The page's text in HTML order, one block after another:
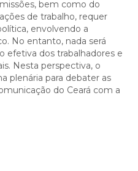
bem como do
de trabalho, requer
envolvendo a
No entanto, nada será
efetiva dos trabalhadores e
Nesta perspectiva, o
plenária para debater as
do Ceará com a